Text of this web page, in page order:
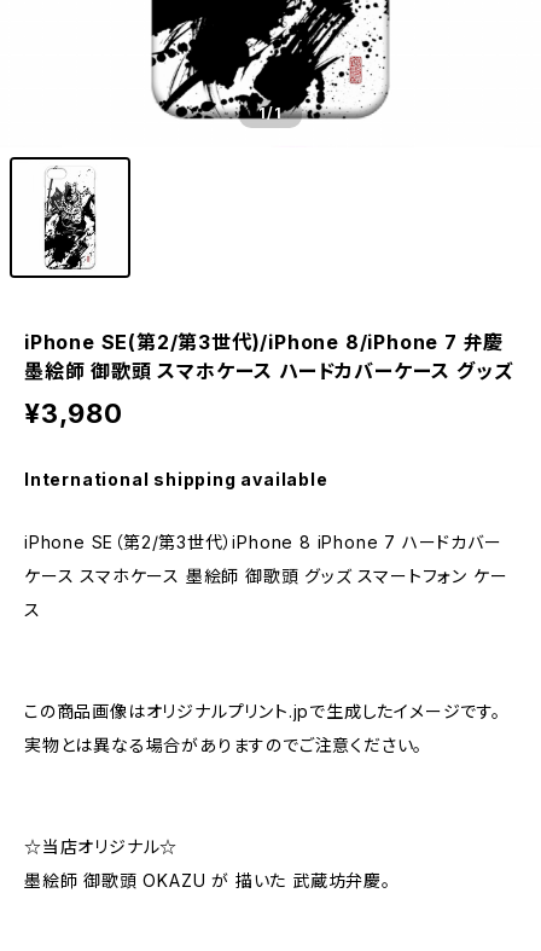
1/1
iPhone SE(第2/第3世代)/iPhone 8/iPhone 7 弁慶
墨絵師 御歌頭 スマホケース ハードカバーケース グッズ
¥3,980
International shipping available
iPhone SE（第2/第3世代）iPhone 8 iPhone 7 ハードカバー
ケース スマホケース 墨絵師 御歌頭 グッズ スマートフォン ケー
ス
この商品画像はオリジナルプリント.jpで生成したイメージです。
実物とは異なる場合がありますのでご注意ください。
☆当店オリジナル☆
墨絵師 御歌頭 OKAZU が 描いた 武蔵坊弁慶。